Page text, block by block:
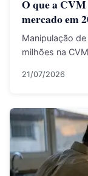
O que a
mercado em
Manipulação
milhões na
21/07/2026